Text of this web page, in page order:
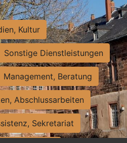
Kultur
Sonstige Dienstleistungen
Management, Beratung
Abschlussarbeiten
Sekretariat